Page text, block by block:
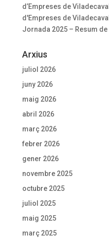
d’Empreses de
d'Empreses de
Jornada 2025 – Resum
Arxius
juliol 2026
juny 2026
maig 2026
abril 2026
març 2026
febrer 2026
gener 2026
novembre 2025
octubre 2025
juliol 2025
maig 2025
març 2025